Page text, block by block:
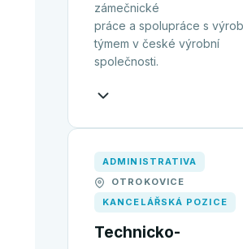
zámečnické
práce a spolupráce s
týmem v české výrobní
společnosti.
ADMINISTRATIVA
OTROKOVICE
KANCELÁŘSKÁ POZICE
Technicko-